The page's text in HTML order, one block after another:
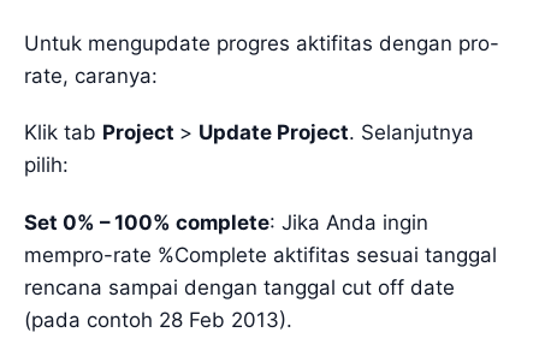
Untuk mengupdate progres aktifitas dengan pro-
rate, caranya:
Klik tab Project > Update Project. Selanjutnya
pilih:
Set 0% – 100% complete: Jika Anda ingin
mempro-rate %Complete aktifitas sesuai tanggal
rencana sampai dengan tanggal cut off date
(pada contoh 28 Feb 2013).